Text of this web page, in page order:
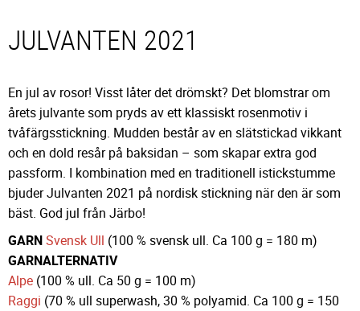
JULVANTEN 2021
En jul av rosor! Visst låter det drömskt? Det blomstrar om
årets julvante som pryds av ett klassiskt rosenmotiv i
tvåfärgsstickning. Mudden består av en slätstickad vikkant
och en dold resår på baksidan – som skapar extra god
passform. I kombination med en traditionell istickstumme
bjuder Julvanten 2021 på nordisk stickning när den är som
bäst. God jul från Järbo!
GARNSvensk Ull (100 % svensk ull. Ca 100 g = 180 m)
GARNALTERNATIV
Alpe (100 % ull. Ca 50 g = 100 m)
Raggi (70 % ull superwash, 30 % polyamid. Ca 100 g = 150